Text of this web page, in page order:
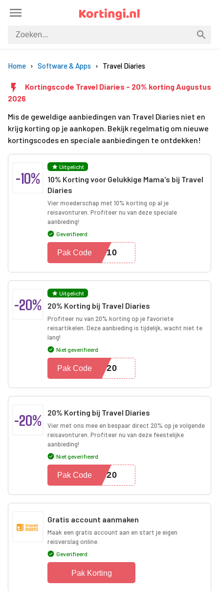
Home Software & Apps Travel Diaries
Kortingscode Travel Diaries - 20% korting Augustus
2026
Mis de geweldige aanbiedingen van Travel Diaries niet en
krijg korting op je aankopen. Bekijk regelmatig om nieuwe
kortingscodes en speciale aanbiedingen te ontdekken!
-10%
Uitgelicht
10% Korting voor Gelukkige Mama's bij Travel
Diaries
Vier moederschap met 10% korting op al je
reisavonturen. Profiteer nu van deze speciale
aanbieding!
Geverifieerd
OM10
Pak Code
-20%
Uitgelicht
20% Korting bij Travel Diaries
Profiteer nu van 20% korting op je favoriete
reisartikelen. Deze aanbieding is tijdelijk, wacht niet te
lang!
Niet geverifieerd
EB20
Pak Code
-20% 20% Korting bij Travel Diaries
Vier met ons mee en bespaar direct 20% op je volgende
reisavonturen. Profiteer nu van deze feestelijke
aanbieding!
Niet geverifieerd
TE20
Pak Code
Gratis account aanmaken
Maak een gratis account aan en start je eigen
reisverslag online.
Geverifieerd
Pak Korting